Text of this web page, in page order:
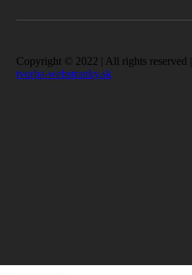
Copyright © 2022 | All rights reserved |
tvorba-webstranky.sk